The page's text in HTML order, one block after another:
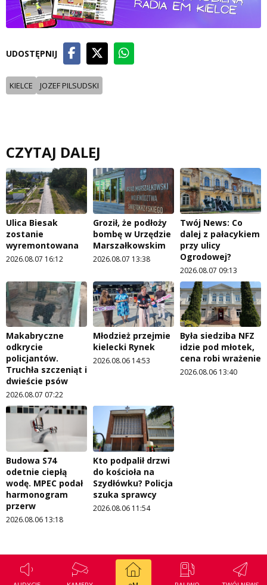
UDOSTĘPNIJ
KIELCE JOZEF PILSUDSKI
CZYTAJ DALEJ
Ulica Biesak
zostanie
wyremontowana
2026.08.07 16:12
Groził, że podłoży
bombę w Urzędzie
Marszałkowskim
2026.08.07 13:38
Twój News: Co
dalej z pałacykiem
przy ulicy
Ogrodowej?
2026.08.07 09:13
Makabryczne
odkrycie
policjantów.
Truchła szczeniąt i
dwieście psów
2026.08.07 07:22
Młodzież przejmie
kielecki Rynek
2026.08.06 14:53
Była siedziba NFZ
idzie pod młotek,
cena robi wrażenie
2026.08.06 13:40
Budowa S74
odetnie ciepłą
wodę. MPEC podał
harmonogram
przerw
2026.08.06 13:18
Kto podpalił drzwi
do kościoła na
Szydłówku? Policja
szuka sprawcy
2026.08.06 11:54